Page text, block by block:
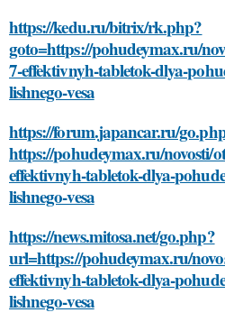
https://kedu.ru/bitrix/rk.php?
goto=https://pohudeymax.ru/
7-effektivnyh-tabletok-dlya-
lishnego-vesa
https://forum.japancar.ru/
https://pohudeymax.ru/novosti/
effektivnyh-tabletok-dlya-
lishnego-vesa
https://news.mitosa.net/go.php?
url=https://pohudeymax.ru/
effektivnyh-tabletok-dlya-
lishnego-vesa